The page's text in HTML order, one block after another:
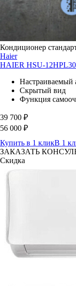
Кондиционер
Haier
HAIER HSU-
Настраиваемый
Скрытый вид
Функция
39 700 ₽
56 000 ₽
Купить в 1 кликВ 1
ЗАКАЗАТЬ
Скидка